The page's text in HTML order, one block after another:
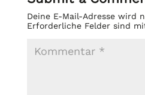
Deine E-Mail-Adresse wird
Erforderliche Felder sind